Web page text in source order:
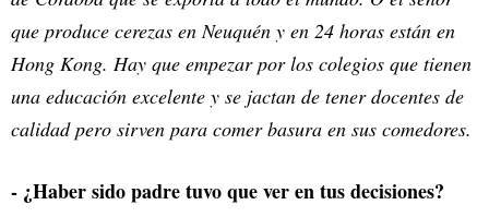
que produce cerezas en Neuquén y en 24 horas están en
Hong Kong. Hay que empezar por los colegios que tienen
una educación excelente y se jactan de tener docentes de
calidad pero sirven para comer basura en sus comedores.
- ¿Haber sido padre tuvo que ver en tus decisiones?